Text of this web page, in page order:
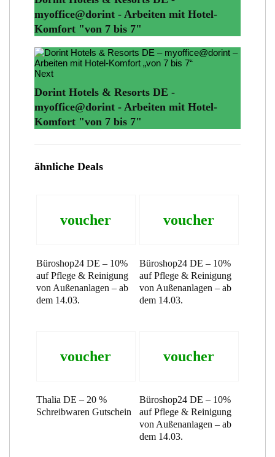
myoffice@dorint - Arbeiten mit Hotel-
Komfort "von 7 bis 7"
Next
Dorint Hotels & Resorts DE -
myoffice@dorint - Arbeiten mit Hotel-
Komfort "von 7 bis 7"
ähnliche Deals
voucher
Büroshop24 DE – 10%
auf Pflege & Reinigung
von Außenanlagen – ab
dem 14.03.
voucher
Büroshop24 DE – 10%
auf Pflege & Reinigung
von Außenanlagen – ab
dem 14.03.
voucher
Thalia DE – 20 %
Schreibwaren Gutschein
voucher
Büroshop24 DE – 10%
auf Pflege & Reinigung
von Außenanlagen – ab
dem 14.03.